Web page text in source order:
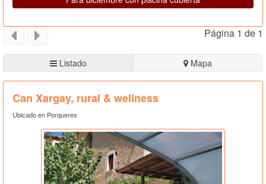
Página 1 de 1
Listado Mapa
Can Xargay, rural & wellness
Ubicado en Porqueres